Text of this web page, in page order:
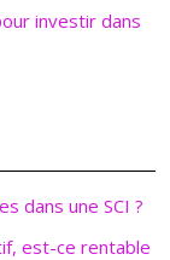
investir dans
dans une SCI ?
est-ce rentable